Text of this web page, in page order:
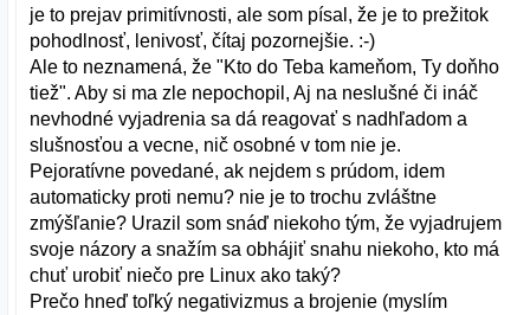
je to prejav primitívnosti, ale som písal, že je to prežitok
pohodlnosť, lenivosť, čítaj pozornejšie. :-)
Ale to neznamená, že "Kto do Teba kameňom, Ty doňho
tiež". Aby si ma zle nepochopil, Aj na neslušné či ináč
nevhodné vyjadrenia sa dá reagovať s nadhľadom a
slušnosťou a vecne, nič osobné v tom nie je.
Pejoratívne povedané, ak nejdem s prúdom, idem
automaticky proti nemu? nie je to trochu zvláštne
zmýšľanie? Urazil som snáď niekoho tým, že vyjadrujem
svoje názory a snažím sa obhájiť snahu niekoho, kto má
chuť urobiť niečo pre Linux ako taký?
Prečo hneď toľký negativizmus a brojenie (myslím